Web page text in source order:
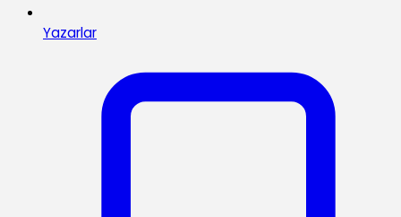
Yazarlar